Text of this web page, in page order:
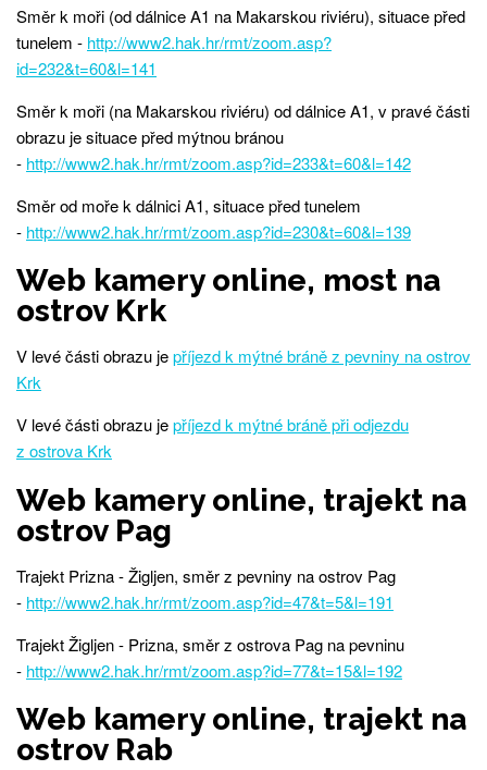
Směr k moři (od dálnice A1 na Makarskou riviéru), situace před
tunelem - http://www2.hak.hr/rmt/zoom.asp?
id=232&t=60&l=141
Směr k moři (na Makarskou riviéru) od dálnice A1, v pravé části
obrazu je situace před mýtnou bránou
- http://www2.hak.hr/rmt/zoom.asp?id=233&t=60&l=142
Směr od moře k dálnici A1, situace před tunelem
- http://www2.hak.hr/rmt/zoom.asp?id=230&t=60&l=139
Web kamery online, most na
ostrov Krk
V levé části obrazu jepříjezd k mýtné bráně z pevniny na ostrov
Krk
V levé části obrazu jepříjezd k mýtné bráně při odjezdu
z ostrova Krk
Web kamery online, trajekt na
ostrov Pag
Trajekt Prizna - Žigljen, směr z pevniny na ostrov Pag
- http://www2.hak.hr/rmt/zoom.asp?id=47&t=5&l=191
Trajekt Žigljen - Prizna, směr z ostrova Pag na pevninu
- http://www2.hak.hr/rmt/zoom.asp?id=77&t=15&l=192
Web kamery online, trajekt na
ostrov Rab